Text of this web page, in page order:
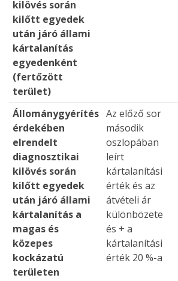
kilövés során
kilőtt egyedek
után járó állami
kártalanítás
egyedenként
(fertőzött
terület)
Állománygyérítés
érdekében
elrendelt
diagnosztikai
kilövés során
kilőtt egyedek
után járó állami
kártalanítás a
magas és
közepes
kockázatú
területen
Az előző sor
második
oszlopában
leírt
kártalanítási
érték és az
átvételi ár
különbözete
és + a
kártalanítási
érték 20 %-a